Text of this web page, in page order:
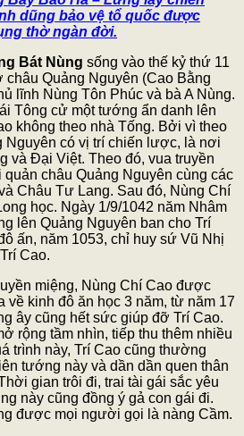
dũng bảo vệ tổ quốc được
thờ ngàn đời.
Bát Nùng sống vào thế kỷ thứ 11
Quảng Nguyên (Cao Bằng
lĩnh Nùng Tôn Phúc và bà A Nùng.
Tông cử một tướng ẩn danh lên
không theo nhà Tống. Bởi vì theo
Nguyên có vị trí chiến lược, là nơi
và Đại Việt. Theo đó, vua truyền
quản châu Quảng Nguyên cùng các
Châu Tư Lang. Sau đó, Nùng Chí
học. Ngày 1/9/1042 năm Nhâm
lên Quảng Nguyên ban cho Trí
ấn, năm 1053, chỉ huy sứ Vũ Nhị
Cao.
miệng, Nùng Chí Cao được
kinh đô ăn học 3 năm, từ năm 17
ây cũng hết sức giúp đỡ Trí Cao.
rộng tầm nhìn, tiếp thu thêm nhiều
trình này, Trí Cao cũng thường
tướng này và dần dần quen thân
gian trôi đi, trai tài gái sắc yêu
này cũng đồng ý gả con gái đi.
được mọi người gọi là nàng Cầm.